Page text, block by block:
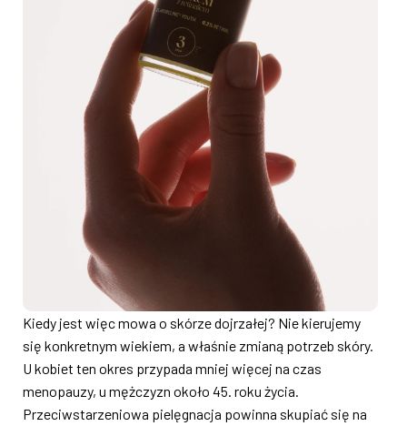
Kiedy jest więc mowa o skórze dojrzałej? Nie kierujemy
się konkretnym wiekiem, a właśnie zmianą potrzeb skóry.
U kobiet ten okres przypada mniej więcej na czas
menopauzy, u mężczyzn około 45. roku życia.
Przeciwstarzeniowa pielęgnacja powinna skupiać się na